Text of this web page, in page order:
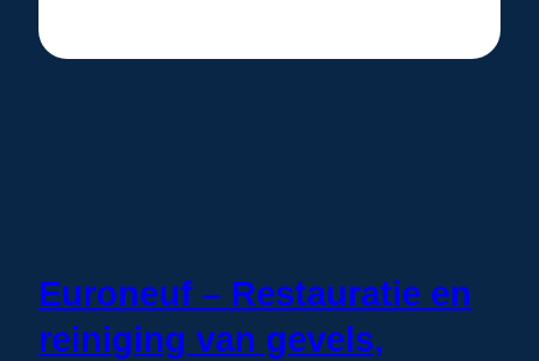
Euroneuf – Restauratie en
reiniging van gevels,